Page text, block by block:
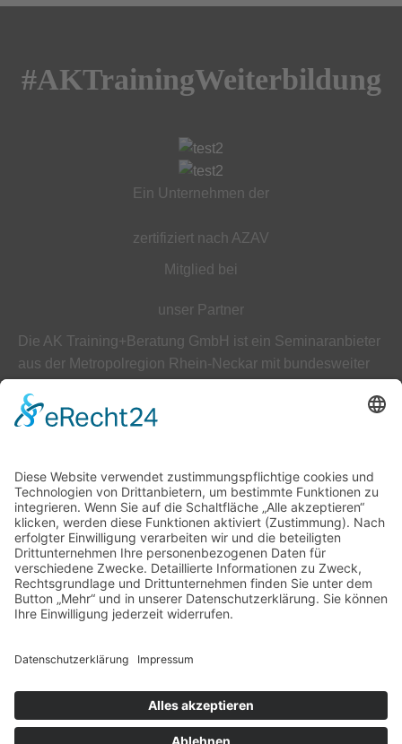
#AKTrainingWeiterbildung
Ein Unternehmen der
zertifiziert nach AZAV
Mitglied bei
unser Partner
Die AK Training+Beratung GmbH ist ein Seminaranbieter
aus der Metropolregion Rhein-Neckar mit bundesweiter
ÜBER UNS
Datenschutz
Impressum
Unser Leitbild
Downloads